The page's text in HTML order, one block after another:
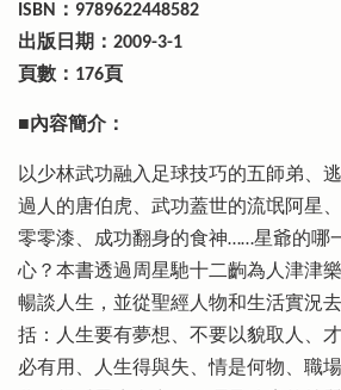
ISBN：9789622448582
出版日期：2009-3-1
頁數：176頁
■內容簡介：
以少林武功融入足球技巧的五師弟、
過人的唐伯虎、武功蓋世的流氓阿星
零零漆、成功翻身的食神……星爺的哪
心？本書透過周星馳十二齣為人津津
暢談人生，並從聖經人物和生活實況
括：人生要有夢想、不要以貌取人、
必有用、人生得與失、情是何物、職